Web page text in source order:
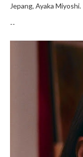
Jepang, Ayaka Miyoshi.
--